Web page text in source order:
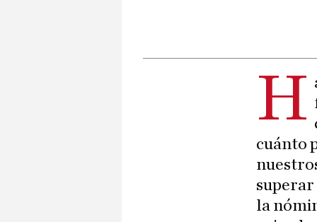
H
cuánto
superar
la